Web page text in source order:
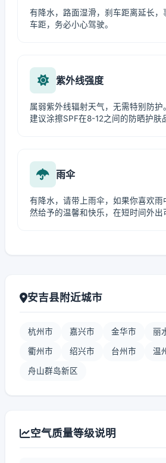
有降水，路面湿滑，刹车距离延长，
车距，务必小心驾驶。
紫外线强度
属弱紫外线辐射天气，无需特别防护
建议涂擦SPF在8-12之间的防晒护肤
雨伞
有降水，请带上雨伞，如果你喜欢雨
然给予的温馨和快乐，在短时间外出
安吉县附近城市
杭州市 嘉兴市 金华市 丽
衢州市 绍兴市 台州市 温
舟山群岛新区
空气质量等级说明